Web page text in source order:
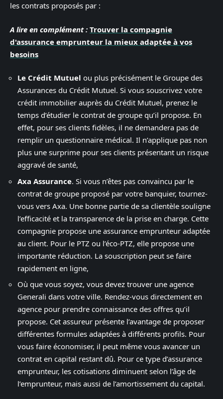
les contrats proposés par :
A lire en complément : Trouver la compagnie
d'assurance emprunteur la mieux adaptée à vos
besoins
Le Crédit Mutuel ou plus précisément le Groupe des
Assurances du Crédit Mutuel. Si vous souscrivez votre
crédit immobilier auprès du Crédit Mutuel, prenez le
temps d’étudier le contrat de groupe qu’il propose. En
effet, pour ses clients fidèles, il ne demandera pas de
remplir un questionnaire médical. Il n’applique pas non
plus une surprime pour ses clients présentant un risque
aggravé de santé,
Axa Assurance. Si vous n’êtes pas convaincu par le
contrat de groupe proposé par votre banquier, tournez-
vous vers Axa. Une bonne partie de sa clientèle souligne
l’efficacité et la transparence de la prise en charge. Cette
compagnie propose une assurance emprunteur adaptée
au client. Pour le PTZ ou l’éco-PTZ, elle propose une
importante réduction. La souscription peut se faire
rapidement en ligne,
Où que vous soyez, vous devez trouver une agence
Generali dans votre ville. Rendez-vous directement en
agence pour prendre connaissance des offres qu’il
propose. Cet assureur présente l’avantage de proposer
différentes formules adaptées à différents profils. Pour
vous faire économiser, il peut même vous avancer un
contrat en capital restant dû. Pour ce type d’assurance
emprunteur, les cotisations diminuent selon l’âge de
l’emprunteur, mais aussi de l’amortissement du capital.